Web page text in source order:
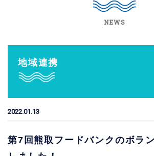
NEWS
地域連携
2022.01.13
第7回熊取フードバンクのボラ